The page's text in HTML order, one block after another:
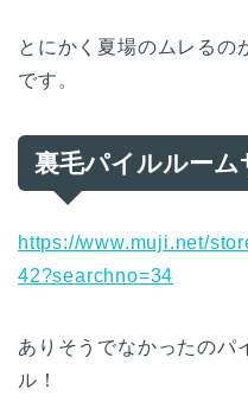
とにかく夏場のムレるの
です。
裏毛パイルルー
https://www.muji.net/
42?searchno=34
ありそうでなかったのパ
ル！